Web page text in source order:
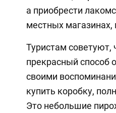
а приобрести
местных магазинах,
Туристам советуют,
прекрасный способ
своими
купить коробку,
Это небольшие